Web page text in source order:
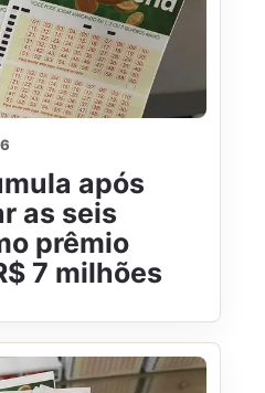
após
as seis
prêmio
7 milhões